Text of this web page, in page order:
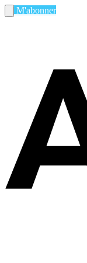
M'abonner